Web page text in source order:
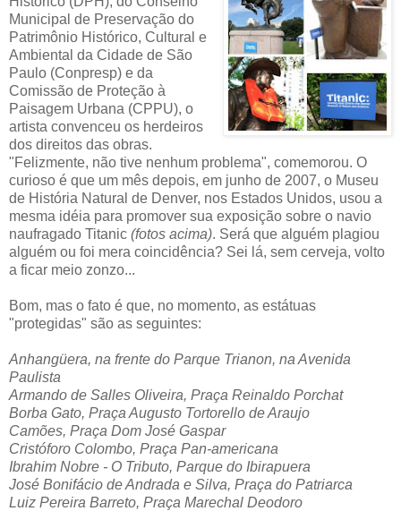
Municipal de Preservação do
Patrimônio Histórico, Cultural e
Ambiental da Cidade de São
Paulo (Conpresp) e da
Comissão de Proteção à
Paisagem Urbana (CPPU), o
artista convenceu os herdeiros
dos direitos das obras.
"Felizmente, não tive nenhum problema", comemorou. O
curioso é que um mês depois, em junho de 2007, o Museu
de História Natural de Denver, nos Estados Unidos, usou a
mesma idéia para promover sua exposição sobre o navio
naufragado Titanic (fotos acima). Será que alguém plagiou
alguém ou foi mera coincidência? Sei lá, sem cerveja, volto
a ficar meio zonzo...
Bom, mas o fato é que, no momento, as estátuas
"protegidas" são as seguintes:
Anhangüera, na frente do Parque Trianon, na Avenida
Paulista
Armando de Salles Oliveira, Praça Reinaldo Porchat
Borba Gato, Praça Augusto Tortorello de Araujo
Camões, Praça Dom José Gaspar
Cristóforo Colombo, Praça Pan-americana
Ibrahim Nobre - O Tributo, Parque do Ibirapuera
José Bonifácio de Andrada e Silva, Praça do Patriarca
Luiz Pereira Barreto, Praça Marechal Deodoro